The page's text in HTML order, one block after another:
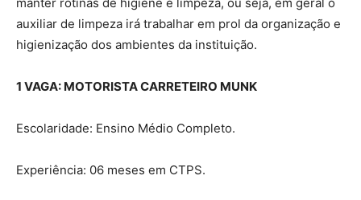
auxiliar de limpeza irá trabalhar em prol da organização e
higienização dos ambientes da instituição.
1 VAGA: MOTORISTA CARRETEIRO MUNK
Escolaridade: Ensino Médio Completo.
Experiência: 06 meses em CTPS.